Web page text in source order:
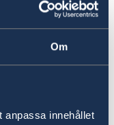
Om
anpassa innehållet
iletişim